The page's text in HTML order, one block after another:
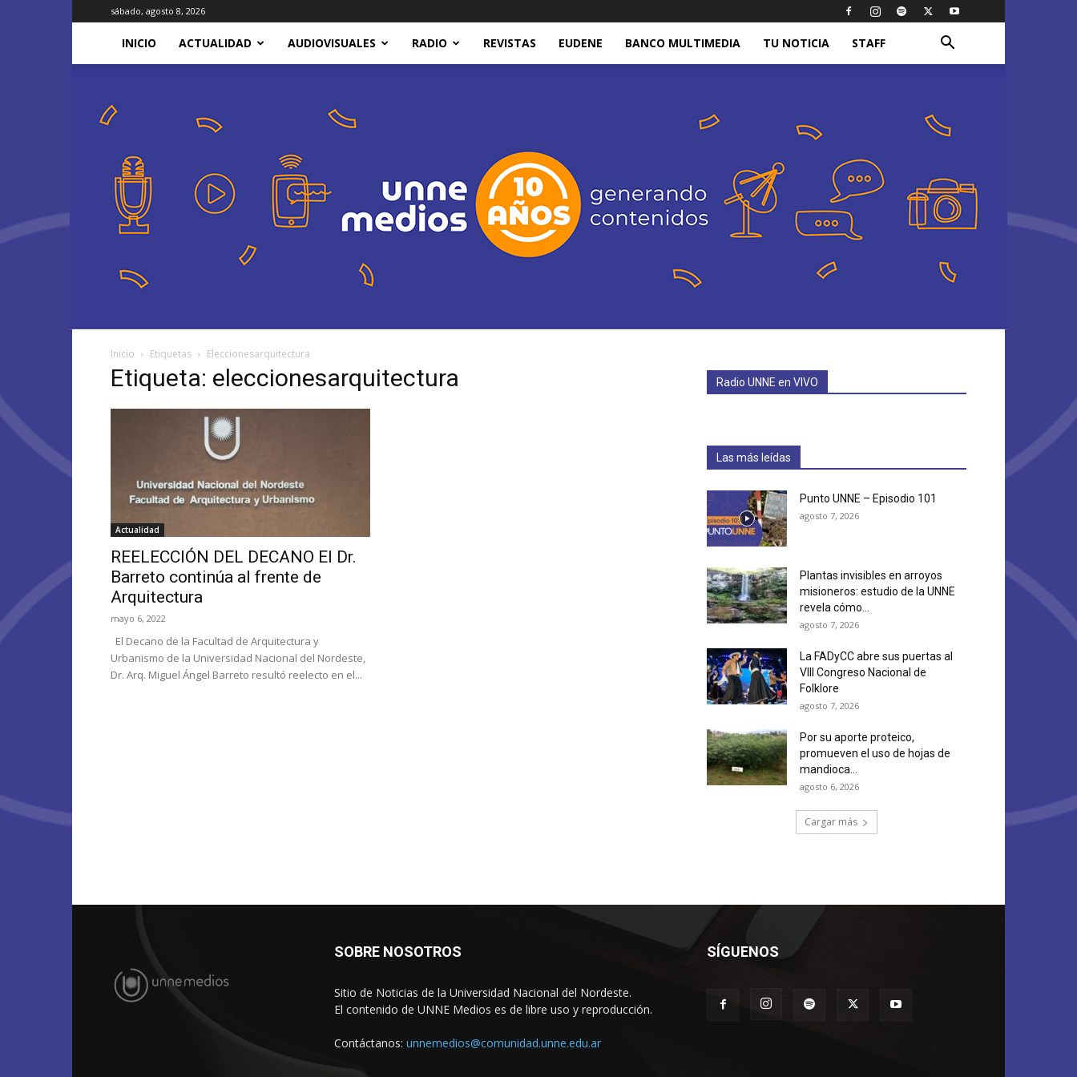
sábado, agosto 8, 2026
INICIO ACTUALIDAD AUDIOVISUALES RADIO REVISTAS EUDENE BANCO MULTIMEDIA TU NOTICIA STAFF
Inicio Etiquetas Eleccionesarquitectura
Etiqueta: eleccionesarquitectura
Actualidad
REELECCIÓN DEL DECANO El Dr.
Barreto continúa al frente de
Arquitectura
mayo 6, 2022
El Decano de la Facultad de Arquitectura y
Urbanismo de la Universidad Nacional del Nordeste,
Dr. Arq. Miguel Ángel Barreto resultó reelecto en el...
Radio UNNE en VIVO
Las más leídas
Punto UNNE – Episodio 101
agosto 7, 2026
Plantas invisibles en arroyos
misioneros: estudio de la UNNE
revela cómo...
agosto 7, 2026
La FADyCC abre sus puertas al
VIII Congreso Nacional de
Folklore
agosto 7, 2026
Por su aporte proteico,
promueven el uso de hojas de
mandioca...
agosto 6, 2026
Cargar más
SOBRE NOSOTROS
Sitio de Noticias de la Universidad Nacional del Nordeste.
El contenido de UNNE Medios es de libre uso y reproducción.
Contáctanos: unnemedios@comunidad.unne.edu.ar
SÍGUENOS